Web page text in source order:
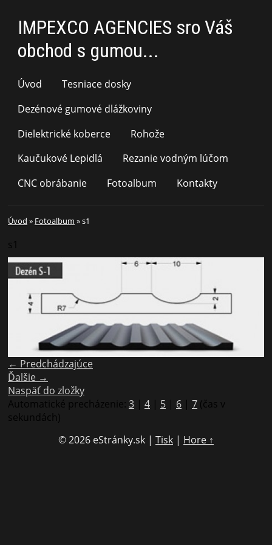
IMPEXCO AGENCIES sro Váš
obchod s gumou...
Úvod
Tesniace dosky
Dezénové gumové dlážkoviny
Dielektrické koberce
Rohože
Kaučukové Lepidlá
Rezanie vodným lúčom
CNC obrábanie
Fotoalbum Kontakty
Úvod » Fotoalbum »s1
s1
← Predchádzajúce
Ďalšie →
Naspäť do zložky
Automatické precházenie: 3 | 4 | 5 | 6 | 7 (čas v
sekundách)
© 2026 eStránky.sk | Tisk | Hore ↑